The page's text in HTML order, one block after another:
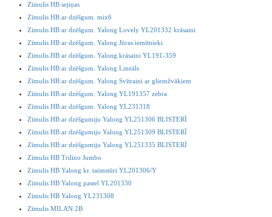
Zīmulis HB sejiņas
Zīmulis HB ar dzēšgum. mix6
Zimulis HB ar dzēšgum. Yalong Lovely YL201332 krāsaini
Zīmulis HB ar dzēšgum. Yalong Jūras iemītnieki
Zīmulis HB ar dzēšgum. Yalong krāsaini YL191-359
Zīmulis HB ar dzēšgum. Yalong Lineāls
Zīmulis HB ar dzēšgum. Yalong Svītraini ar gliemžvākiem
Zīmulis HB ar dzēšgum. Yalong YL191357 zebra
Zīmulis HB ar dzēšgum. Yalong YL231318
Zīmulis HB ar dzēšgumiju Yalong YL251306 BLISTERĪ
Zīmulis HB ar dzēšgumiju Yalong YL251309 BLISTERĪ
Zīmulis HB ar dzēšgumiju Yalong YL251335 BLISTERĪ
Zīmulis HB Trilino Jumbo
Zimulis HB Yalong kr. taisnstūri YL201306/Y
Zīmulis HB Yalong pastel YL201330
Zimulis HB Yalong YL231308
Zīmulis MILAN 2B